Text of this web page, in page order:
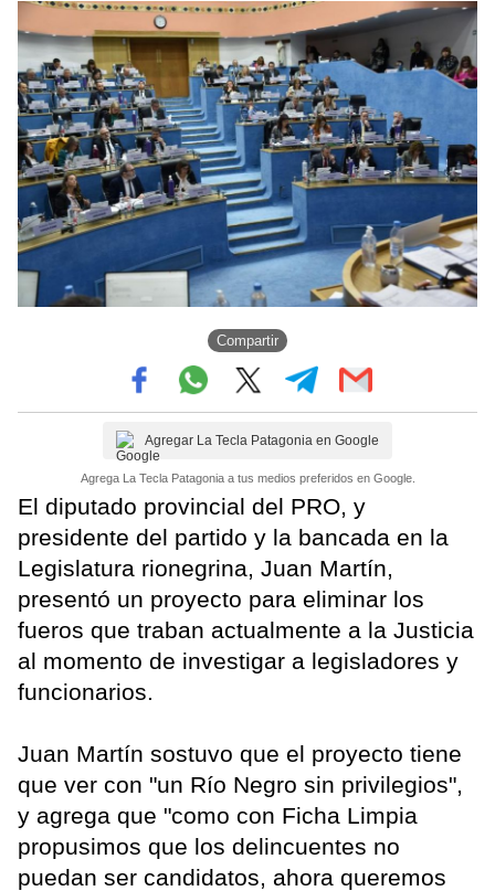
Compartir
Agregar La Tecla Patagonia en Google
Agrega La Tecla Patagonia a tus medios preferidos en Google.
El diputado provincial del PRO, y
presidente del partido y la bancada en la
Legislatura rionegrina, Juan Martín,
presentó un proyecto para eliminar los
fueros que traban actualmente a la Justicia
al momento de investigar a legisladores y
funcionarios.
Juan Martín sostuvo que el proyecto tiene
que ver con "un Río Negro sin privilegios",
y agrega que "como con Ficha Limpia
propusimos que los delincuentes no
puedan ser candidatos, ahora queremos